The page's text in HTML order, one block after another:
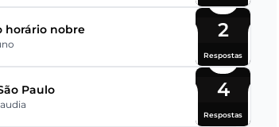
horário nobre 2
Respostas
Paulo 4
Respostas